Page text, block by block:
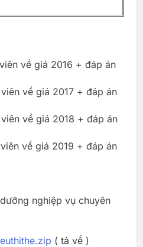
về giá 2016 + đáp án
về giá 2017 + đáp án
về giá 2018 + đáp án
về giá 2019 + đáp án
nghiệp vụ chuyên
( tả về )